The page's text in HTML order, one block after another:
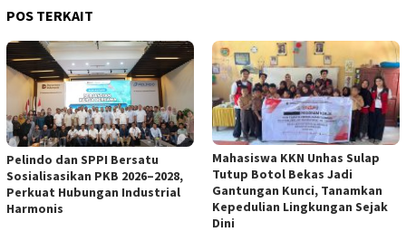
POS TERKAIT
Pelindo dan SPPI Bersatu
Sosialisasikan PKB 2026–2028,
Perkuat Hubungan Industrial
Harmonis
Mahasiswa KKN Unhas Sulap
Tutup Botol Bekas Jadi
Gantungan Kunci, Tanamkan
Kepedulian Lingkungan Sejak
Dini